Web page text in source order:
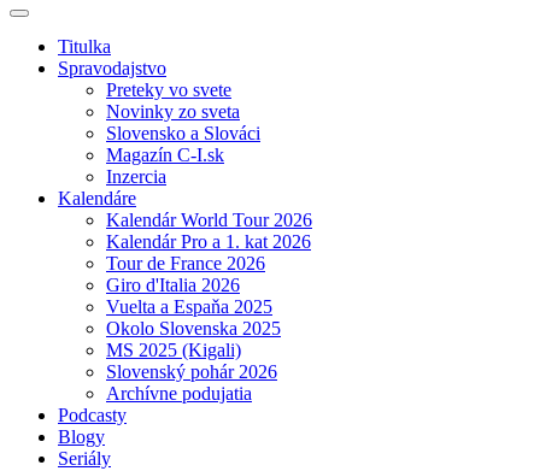
Titulka
Spravodajstvo
Preteky vo svete
Novinky zo sveta
Slovensko a Slováci
Magazín C-I.sk
Inzercia
Kalendáre
Kalendár World Tour 2026
Kalendár Pro a 1. kat 2026
Tour de France 2026
Giro d'Italia 2026
Vuelta a Espaňa 2025
Okolo Slovenska 2025
MS 2025 (Kigali)
Slovenský pohár 2026
Archívne podujatia
Podcasty
Blogy
Seriály